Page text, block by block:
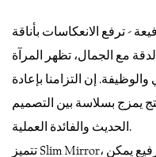
- ترفع الانعكاسات بأناقة
مع الجمال، تظهر المرآة
إن التزامنا بإعادة
يمزج بسلاسة بين التصميم
الحديث والفائدة العملية.
تتميز Slim Mirror، كما يوحي اسمها، بمظهر جانبي أنيق ورفيع يمكن